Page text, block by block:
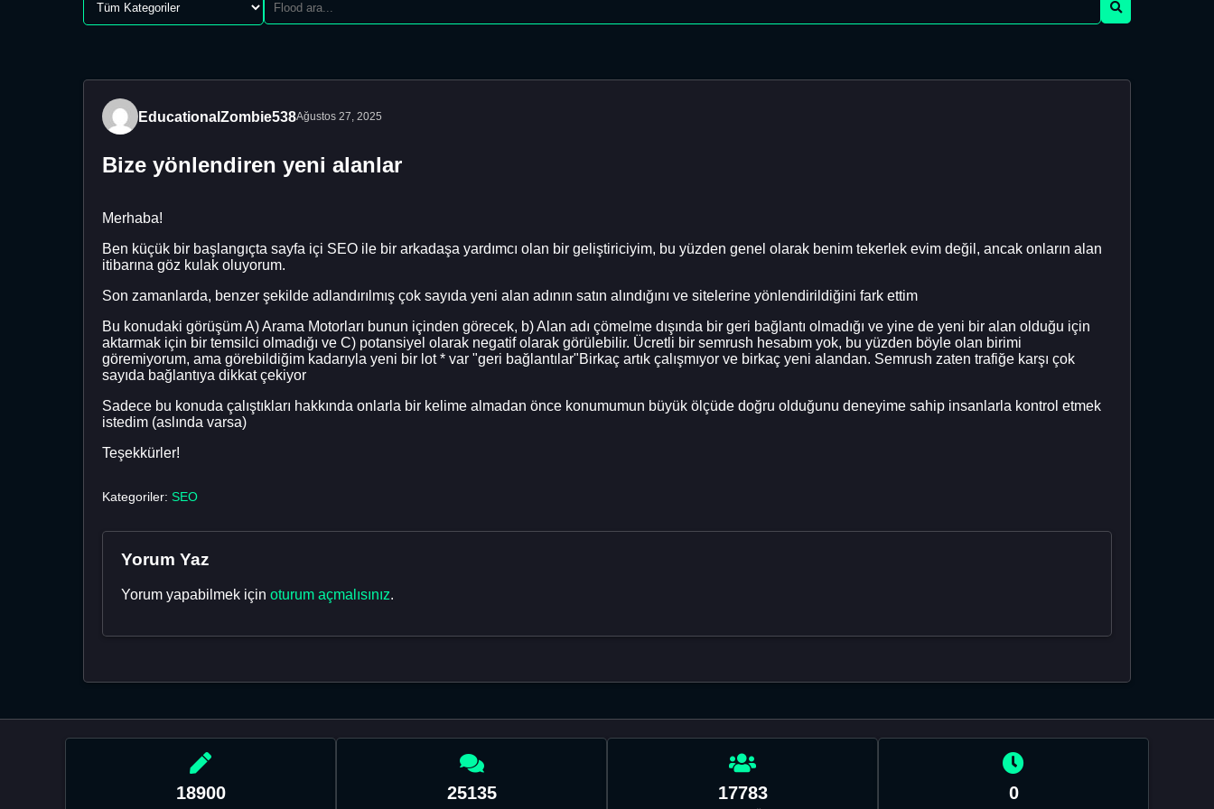
EducationalZombie538Ağustos 27, 2025
Bize yönlendiren yeni alanlar
Merhaba!
Ben küçük bir başlangıçta sayfa içi SEO ile bir arkadaşa yardımcı olan bir geliştiriciyim, bu yüzden genel olarak benim tekerlek evim değil, ancak onların alan
itibarına göz kulak oluyorum.
Son zamanlarda, benzer şekilde adlandırılmış çok sayıda yeni alan adının satın alındığını ve sitelerine yönlendirildiğini fark ettim
Bu konudaki görüşüm A) Arama Motorları bunun içinden görecek, b) Alan adı çömelme dışında bir geri bağlantı olmadığı ve yine de yeni bir alan olduğu için
aktarmak için bir temsilci olmadığı ve C) potansiyel olarak negatif olarak görülebilir. Ücretli bir semrush hesabım yok, bu yüzden böyle olan birimi
göremiyorum, ama görebildiğim kadarıyla yeni bir lot * var "geri bağlantılar"Birkaç artık çalışmıyor ve birkaç yeni alandan. Semrush zaten trafiğe karşı çok
sayıda bağlantıya dikkat çekiyor
Sadece bu konuda çalıştıkları hakkında onlarla bir kelime almadan önce konumumun büyük ölçüde doğru olduğunu deneyime sahip insanlarla kontrol etmek
istedim (aslında varsa)
Teşekkürler!
Kategoriler: SEO
Yorum Yaz
Yorum yapabilmek için oturum açmalısınız.
18900 25135 17783 0